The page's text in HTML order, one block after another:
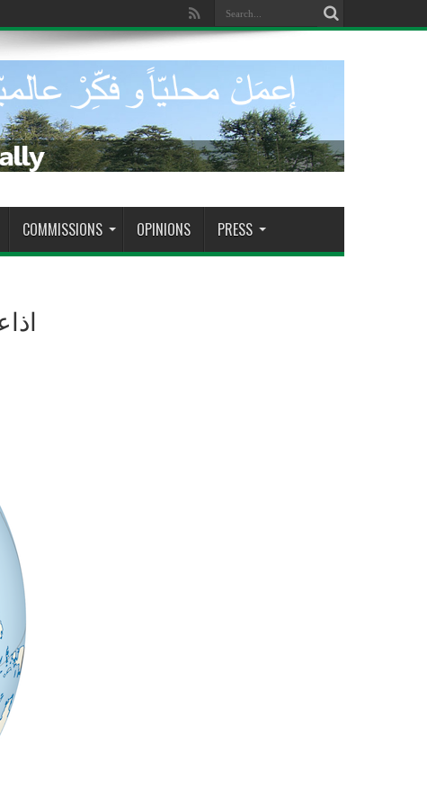
de tomar decisões decisivas
COMMISSIONS OPINIONS PRESS